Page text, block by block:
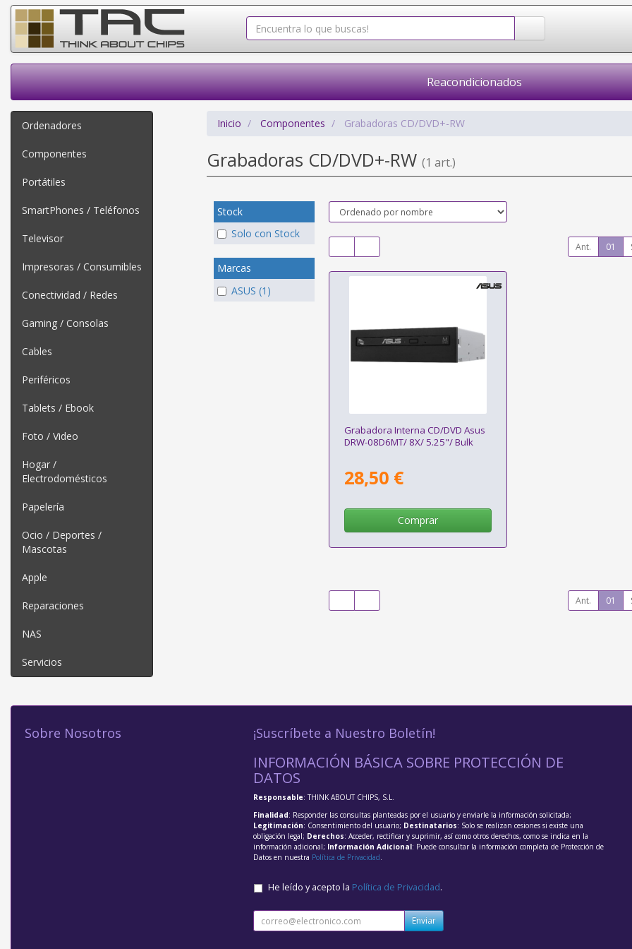
Reacondicionados
Ordenadores
Componentes
Portátiles
SmartPhones / Teléfonos
Televisor
Impresoras / Consumibles
Conectividad / Redes
Gaming / Consolas
Cables
Periféricos
Tablets / Ebook
Foto / Video
Hogar /
Electrodomésticos
Papelería
Ocio / Deportes /
Mascotas
Apple
Reparaciones
NAS
Servicios
Inicio Componentes Grabadoras CD/DVD+-RW
Grabadoras CD/DVD+-RW (1 art.)
Stock
Solo con Stock
Marcas
ASUS (1)
Ant. 01
Grabadora Interna CD/DVD Asus
DRW-08D6MT/ 8X/ 5.25"/ Bulk
28,50 €
Comprar
Ant. 01
Sobre Nosotros ¡Suscríbete a Nuestro Boletín!
INFORMACIÓN BÁSICA SOBRE PROTECCIÓN DE
DATOS
Responsable: THINK ABOUT CHIPS, S.L.
Finalidad: Responder las consultas planteadas por el usuario y enviarle la información solicitada;
Legitimación: Consentimiento del usuario; Destinatarios: Solo se realizan cesiones si existe una
obligación legal; Derechos: Acceder, rectificar y suprimir, así como otros derechos, como se indica en la
información adicional; Información Adicional: Puede consultar la información completa de Protección de
Datos en nuestra Política de Privacidad.
He leído y acepto la Política de Privacidad.
Enviar